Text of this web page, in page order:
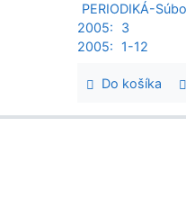
PERIODIKÁ-
2005:
3
2005:
1-12
Do košíka